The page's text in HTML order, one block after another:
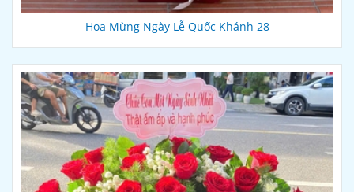
Hoa Mừng Ngày Lễ Quốc Khánh 28